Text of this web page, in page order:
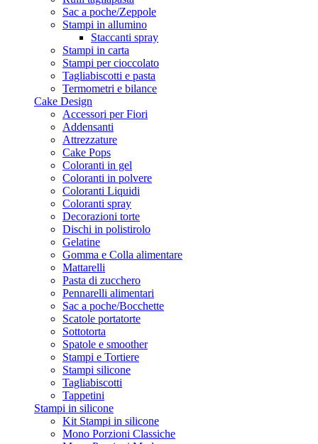
Sac a poche/Zeppole
Stampi in allumino
Staccanti spray
Stampi in carta
Stampi per cioccolato
Tagliabiscotti e pasta
Termometri e bilance
Cake Design
Accessori per Fiori
Addensanti
Attrezzature
Cake Pops
Coloranti in gel
Coloranti in polvere
Coloranti Liquidi
Coloranti spray
Decorazioni torte
Dischi in polistirolo
Gelatine
Gomma e Colla alimentare
Mattarelli
Pasta di zucchero
Pennarelli alimentari
Sac a poche/Bocchette
Scatole portatorte
Sottotorta
Spatole e smoother
Stampi e Tortiere
Stampi silicone
Tagliabiscotti
Tappetini
Stampi in silicone
Kit Stampi in silicone
Mono Porzioni Classiche